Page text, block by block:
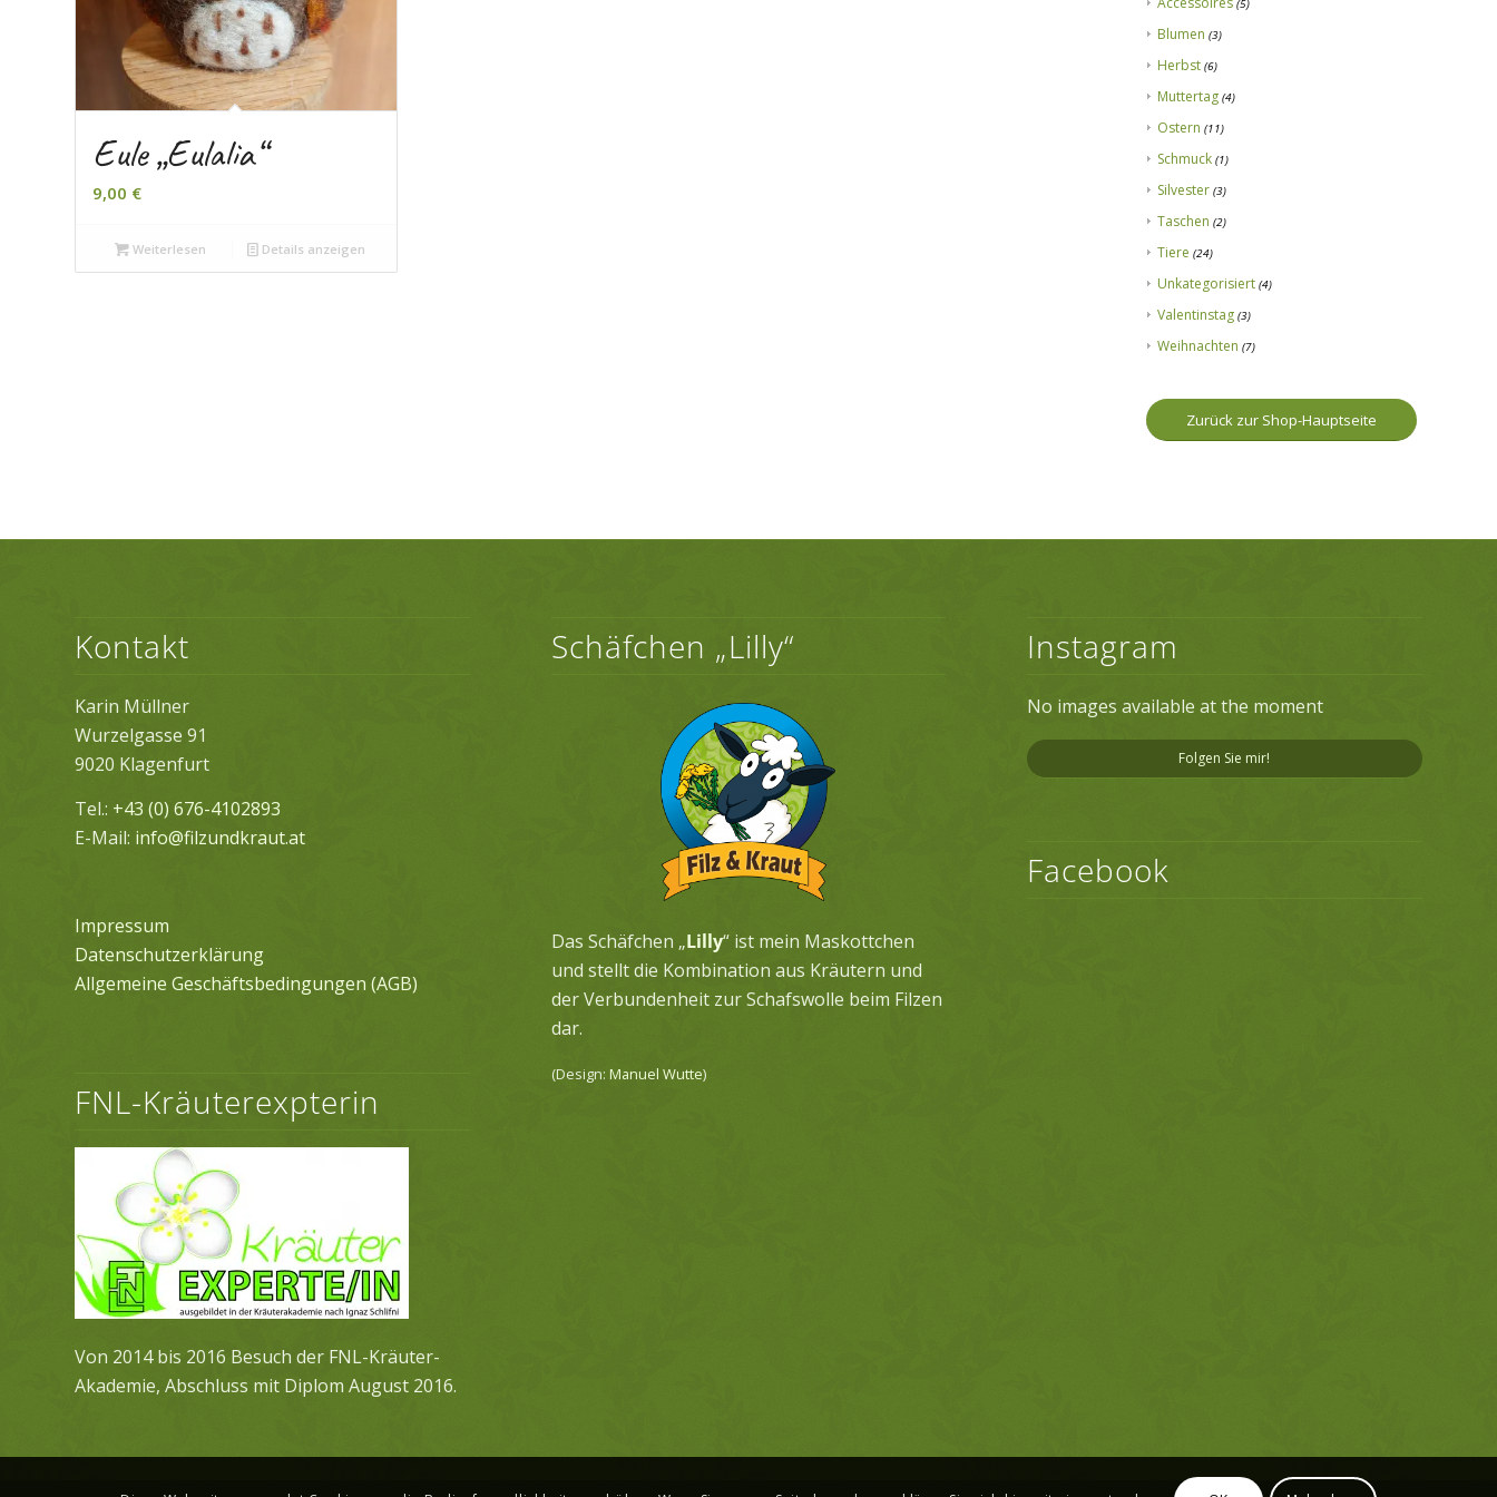
Eule „Eulalia“
9,00 €
Weiterlesen Details anzeigen
(5)
Blumen (3)
Herbst (6)
Muttertag (4)
Ostern (11)
Schmuck (1)
Silvester (3)
Taschen (2)
Tiere (24)
Unkategorisiert (4)
Valentinstag (3)
Weihnachten (7)
Zurück zur Shop-Hauptseite
Kontakt
Karin Müllner
Wurzelgasse 91
9020 Klagenfurt
Tel.: +43 (0) 676-4102893
E-Mail: info@filzundkraut.at
Impressum
Datenschutzerklärung
Allgemeine Geschäftsbedingungen (AGB)
FNL-Kräuterexpterin
Von 2014 bis 2016 Besuch der FNL-Kräuter-
Akademie, Abschluss mit Diplom August 2016.
Schäfchen „Lilly“
Das Schäfchen „Lilly“ ist mein Maskottchen
und stellt die Kombination aus Kräutern und
der Verbundenheit zur Schafswolle beim Filzen
dar.
(Design: Manuel Wutte)
Instagram
No images available at the moment
Folgen Sie mir!
Facebook